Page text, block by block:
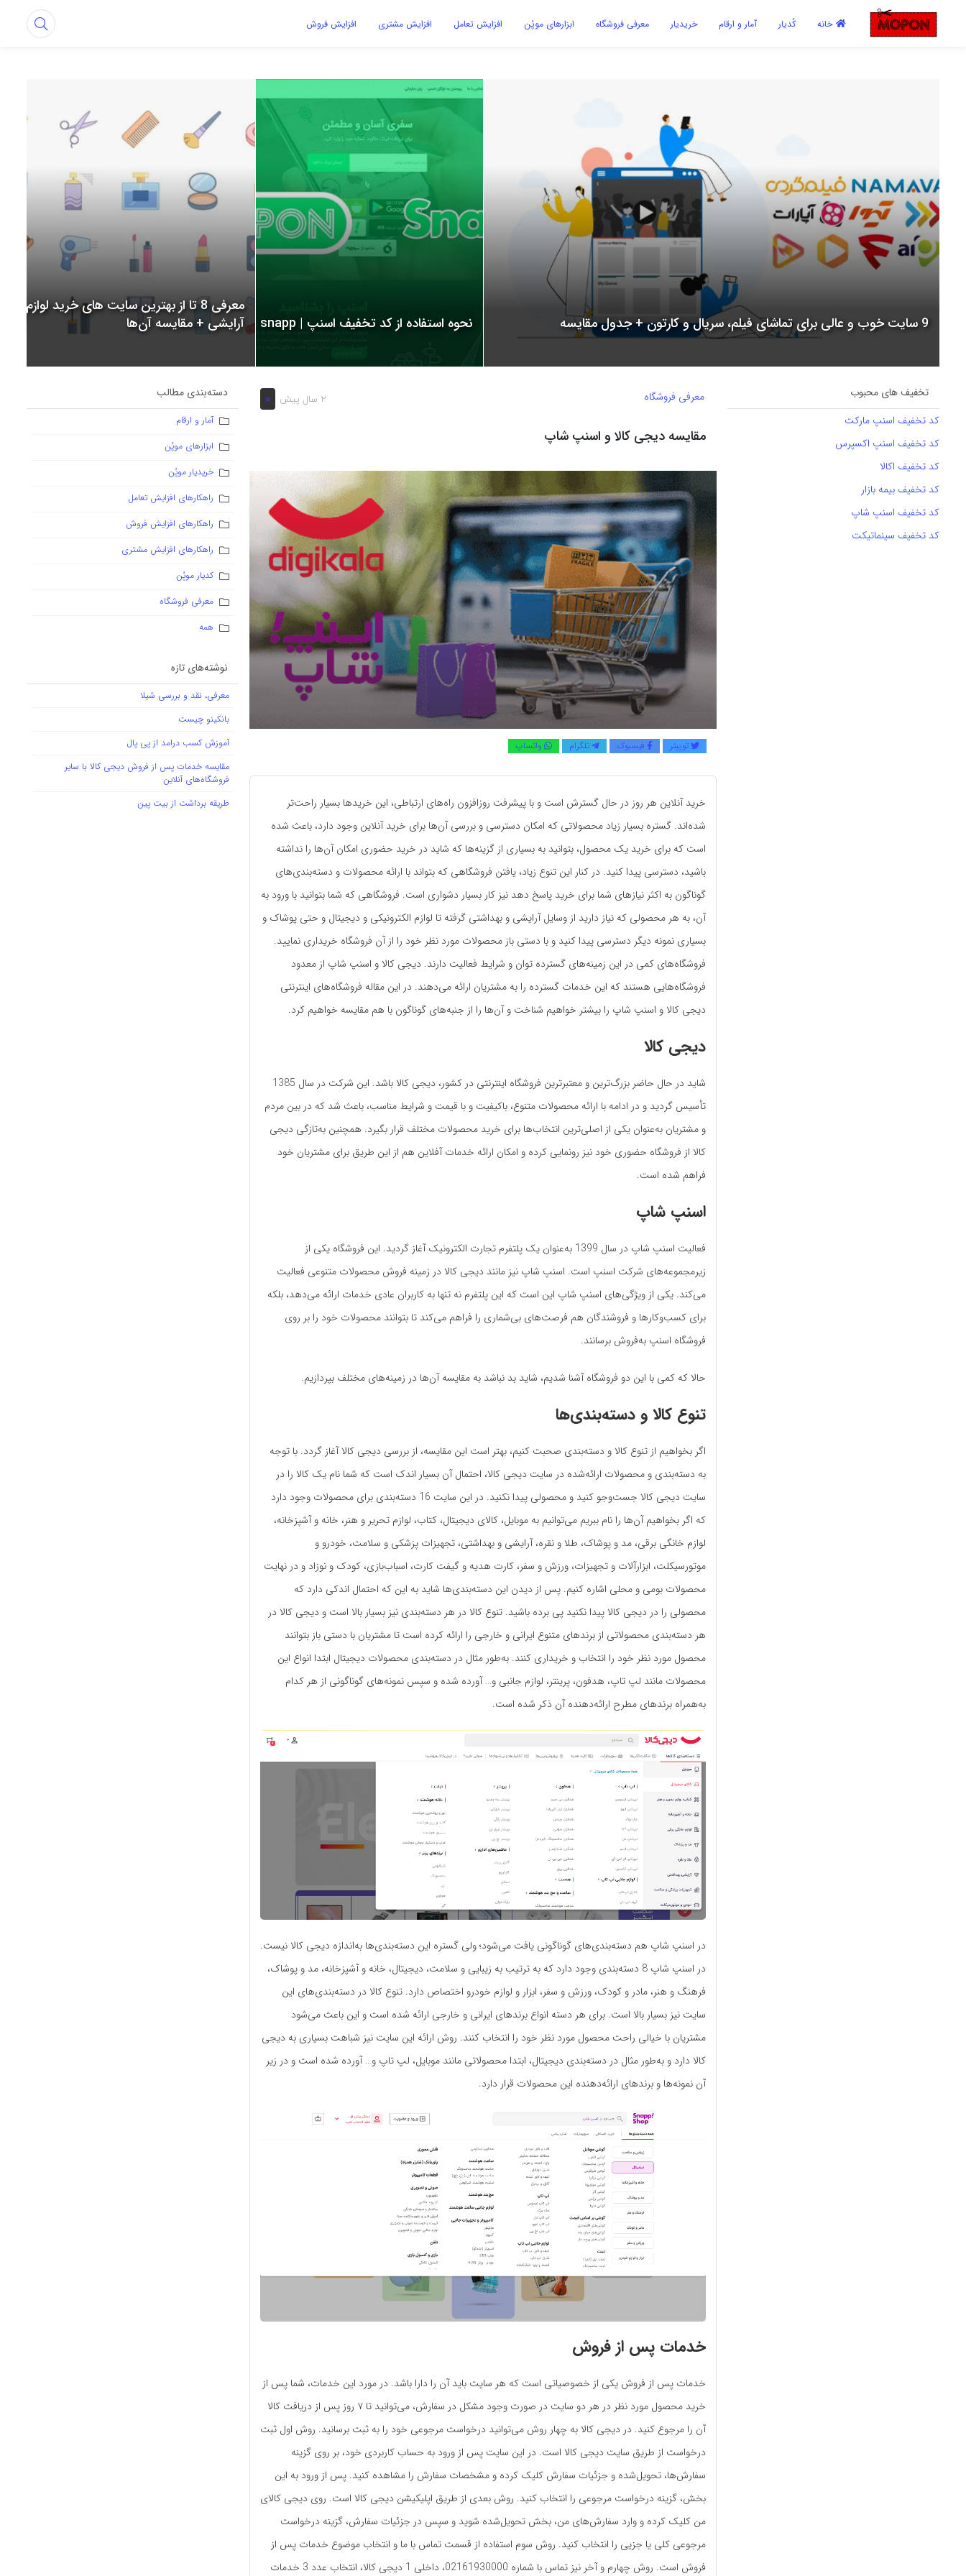
خانه کُدیار آمار و ارقام خریدیار معرفی فروشگاه ابزارهای موپُن افزایش تعامل افزایش مشتری افزایش فروش اشتراک گذاری
9 سایت خوب و عالی برای تماشای فیلم، سریال و کارتون + جدول مقایسه نحوه استفاده از کد تخفیف اسنپ | snapp
معرفی 8 تا از بهترین سایت های خرید لوازم
آرایشی + مقایسه آن‌ها
تخفیف های محبوب
کد تخفیف اسنپ مارکت
کد تخفیف اسنپ اکسپرس
کد تخفیف اکالا
کد تخفیف بیمه بازار
کد تخفیف اسنپ شاپ
کد تخفیف سینماتیکت
2 سال پیش 0 معرفی فروشگاه
مقایسه دیجی کالا و اسنپ شاپ
توییتر فیسبوک تلگرام واتساپ
خرید آنلاین هر روز در حال گسترش است و با پیشرفت روزافزون راه‌های ارتباطی، این خریدها بسیار راحت‌تر
شده‌اند. گستره بسیار زیاد محصولاتی که امکان دسترسی و بررسی آن‌ها برای خرید آنلاین وجود دارد، باعث شده
است که برای خرید یک محصول، بتوانید به بسیاری از گزینه‌ها که شاید در خرید حضوری امکان آن‌ها را نداشته
باشید، دسترسی پیدا کنید. در کنار این تنوع زیاد، یافتن فروشگاهی که بتواند با ارائه محصولات و دسته‌بندی‌های
گوناگون به اکثر نیازهای شما برای خرید پاسخ دهد نیز کار بسیار دشواری است. فروشگاهی که شما بتوانید با ورود به
آن، به هر محصولی که نیاز دارید از وسایل آرایشی و بهداشتی گرفته تا لوازم الکترونیکی و دیجیتال و حتی پوشاک و
بسیاری نمونه دیگر دسترسی پیدا کنید و با دستی باز محصولات مورد نظر خود را از آن فروشگاه خریداری نمایید.
فروشگاه‌های کمی در این زمینه‌های گسترده توان و شرایط فعالیت دارند. دیجی کالا و اسنپ شاپ از معدود
فروشگاه‌هایی هستند که این خدمات گسترده را به مشتریان ارائه می‌دهند. در این مقاله فروشگاه‌های اینترنتی
دیجی کالا و اسنپ شاپ را بیشتر خواهیم شناخت و آن‌ها را از جنبه‌های گوناگون با هم مقایسه خواهیم کرد.
دیجی کالا
شاید در حال حاضر بزرگ‌ترین و معتبرترین فروشگاه اینترنتی در کشور، دیجی کالا باشد. این شرکت در سال 1385
تأسیس گردید و در ادامه با ارائه محصولات متنوع، باکیفیت و با قیمت و شرایط مناسب، باعث شد که در بین مردم
و مشتریان به‌عنوان یکی از اصلی‌ترین انتخاب‌ها برای خرید محصولات مختلف قرار بگیرد. همچنین به‌تازگی دیجی
کالا از فروشگاه حضوری خود نیز رونمایی کرده و امکان ارائه خدمات آفلاین هم از این طریق برای مشتریان خود
فراهم شده است.
اسنپ شاپ
فعالیت اسنپ شاپ در سال 1399 به‌عنوان یک پلتفرم تجارت الکترونیک آغاز گردید. این فروشگاه یکی از
زیرمجموعه‌های شرکت اسنپ است. اسنپ شاپ نیز مانند دیجی کالا در زمینه فروش محصولات متنوعی فعالیت
می‌کند. یکی از ویژگی‌‌های اسنپ شاپ این است که این پلتفرم نه تنها به کاربران عادی خدمات ارائه می‌دهد، بلکه
برای کسب‌و‌کارها و فروشندگان هم فرصت‌های بی‌شماری را فراهم می‌کند تا بتوانند محصولات خود را بر روی
فروشگاه اسنپ به‌فروش برسانند.
حالا که کمی با این دو فروشگاه آشنا شدیم، شاید بد نباشد به مقایسه آن‌ها در زمینه‌های مختلف بپردازیم.
تنوع کالا و دسته‌بندی‌ها
اگر بخواهیم از تنوع کالا و دسته‌بندی صحبت کنیم، بهتر است این مقایسه، از بررسی دیجی کالا آغاز گردد. با توجه
به دسته‌بندی و محصولات ارائه‌شده در سایت دیجی کالا، احتمال آن بسیار اندک است که شما نام یک کالا را در
سایت دیجی کالا جست‌وجو کنید و محصولی پیدا نکنید. در این سایت 16 دسته‌بندی برای محصولات وجود دارد
که اگر بخواهیم آن‌ها را نام ببریم می‌توانیم به موبایل، کالای دیجیتال، کتاب، لوازم‌ تحریر و هنر، خانه و آشپزخانه،
لوازم خانگی برقی، مد و پوشاک، طلا و نقره، آرایشی و بهداشتی، تجهیزات پزشکی و سلامت، خودرو و
موتورسیکلت، ابزارآلات و تجهیزات، ورزش و سفر، کارت هدیه و گیفت کارت، اسباب‌بازی، کودک و نوزاد و در نهایت
محصولات بومی و محلی اشاره کنیم. پس از دیدن این دسته‌بندی‌ها شاید به این که احتمال اندکی دارد که
محصولی را در دیجی کالا پیدا نکنید پی برده باشید. تنوع کالا در هر دسته‌بندی نیز بسیار بالا است و دیجی کالا در
هر دسته‌بندی محصولاتی از برندهای متنوع ایرانی و خارجی را ارائه کرده است تا مشتریان با دستی باز بتوانند
محصول مورد نظر خود را انتخاب و خریداری کنند. به‌طور مثال در دسته‌بندی محصولات دیجیتال ابتدا انواع این
محصولات مانند لپ تاپ، هدفون، پرینتر، لوازم جانبی و… آورده شده و سپس نمونه‌های گوناگونی از هر کدام
به‌همراه برندهای مطرح ارائه‌دهنده آن ذکر شده است.
در اسنپ شاپ هم دسته‌بندی‌های گوناگونی یافت می‌شود؛ ولی گستره‌ این دسته‌بندی‌ها به‌اندازه دیجی کالا نیست.
در اسنپ شاپ 8 دسته‌بندی وجود دارد که به‌ ترتیب به زیبایی و سلامت، دیجیتال، خانه و آشپزخانه، مد و پوشاک،
فرهنگ و هنر، مادر و کودک، ورزش و سفر، ابزار و لوازم خودرو اختصاص دارد. تنوع کالا در دسته‌بندی‌های این
سایت نیز بسیار بالا است. برای هر دسته انواع برندهای ایرانی و خارجی ارائه شده است و این باعث می‌شود
مشتریان با خیالی راحت محصول مورد نظر خود را انتخاب کنند. روش ارائه این سایت نیز شباهت بسیاری به دیجی
کالا دارد و به‌طور مثال در دسته‌بندی دیجیتال، ابتدا محصولاتی مانند موبایل، لپ تاپ و… آورده شده است و در زیر
آن نمونه‌ها و برندهای ارائه‌دهنده این محصولات قرار دارد.
خدمات پس از فروش
خدمات پس از فروش یکی از خصوصیاتی است که هر سایت باید آن را دارا باشد. در مورد این خدمات، شما پس از
خرید محصول مورد نظر در هر دو سایت در صورت وجود مشکل در سفارش، می‌توانید تا ۷ روز پس از دریافت کالا
آن را مرجوع کنید. در دیجی کالا به چهار روش می‌توانید درخواست مرجوعی خود را به ثبت برسانید. روش اول ثبت
درخواست از طریق سایت دیجی کالا است. در این سایت پس از ورود به حساب کاربردی خود، بر روی گزینه
سفارش‌ها، تحویل‌شده و جزئیات سفارش کلیک کرده و مشخصات سفارش را مشاهده کنید. پس از ورود به این
بخش، گزینه درخواست مرجوعی را انتخاب کنید. روش بعدی از طریق اپلیکیشن دیجی کالا است. روی دیجی کالای
من کلیک کرده و وارد سفارش‌های من، بخش تحویل‌شده شوید و سپس در جزئیات سفارش، گزینه درخواست
مرجوعی کلی یا جزیی را انتخاب کنید. روش سوم استفاده از قسمت تماس با ما و انتخاب موضوع خدمات پس از
فروش است. روش چهارم و آخر نیز تماس با شماره 02161930000، داخلی 1 دیجی کالا، انتخاب عدد 3 خدمات
دسته‌بندی مطالب
آمار و ارقام
ابزارهای موپُن
خریدیار موپُن
راهکارهای افزایش تعامل
راهکارهای افزایش فروش
راهکارهای افزایش مشتری
کدیار موپُن
معرفی فروشگاه
همه
نوشته‌های تازه
معرفی، نقد و بررسی شیلا
بانکینو چیست
آموزش کسب درامد از پی پال
مقایسه خدمات پس از فروش دیجی کالا با سایر
فروشگاه‌های آنلاین
طریقه برداشت از بیت پین